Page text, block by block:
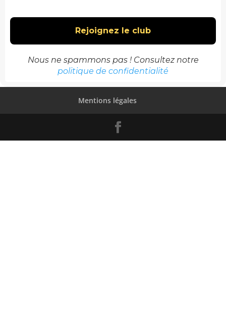
Nous ne spammons pas ! Consultez notre
politique de confidentialité
Mentions légales